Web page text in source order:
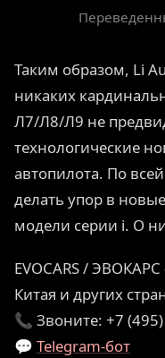
Таким образом, Li
никаких
Л7/Л8/Л9 не
технологические
автопилота. По
делать упор в
модели серии i. О
EVOCARS /
Китая и других
📞 Звоните: +7
💬 Telegram-бот